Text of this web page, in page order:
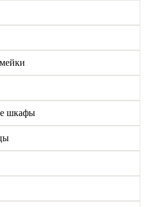
шкафы